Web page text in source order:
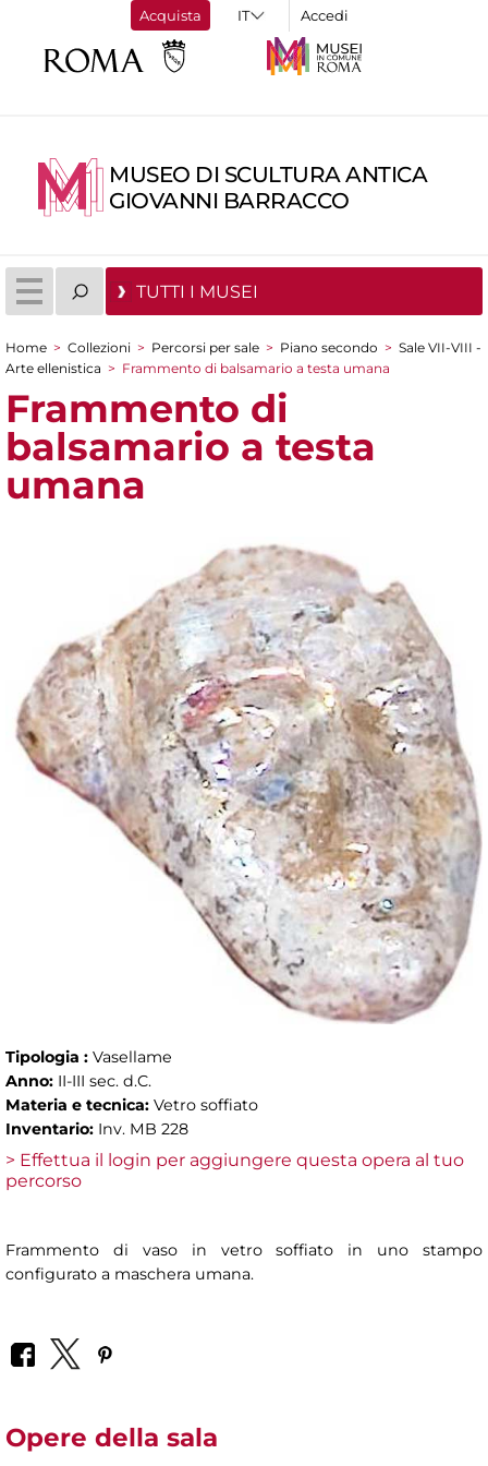
Acquista Accedi
MUSEO DI SCULTURA ANTICA
GIOVANNI BARRACCO
TUTTI I MUSEI
Tu sei qui
Home > Collezioni > Percorsi per sale > Piano secondo > Sale VII-VIII -
Arte ellenistica > Frammento di balsamario a testa umana
Frammento di
balsamario a testa
umana
Tipologia : Vasellame
Anno: II-III sec. d.C.
Materia e tecnica: Vetro soffiato
Inventario: Inv. MB 228
> Effettua il login per aggiungere questa opera al tuo
percorso
Frammento di vaso in vetro soffiato in uno stampo
configurato a maschera umana.
Opere della sala